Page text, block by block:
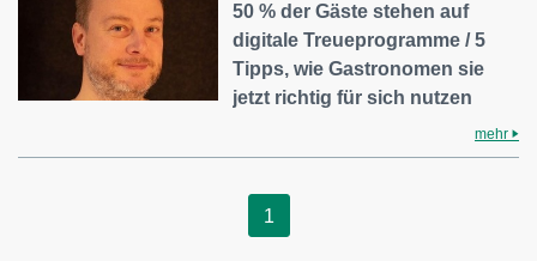
50 % der Gäste stehen auf
digitale Treueprogramme / 5
Tipps, wie Gastronomen sie
jetzt richtig für sich nutzen
mehr
1